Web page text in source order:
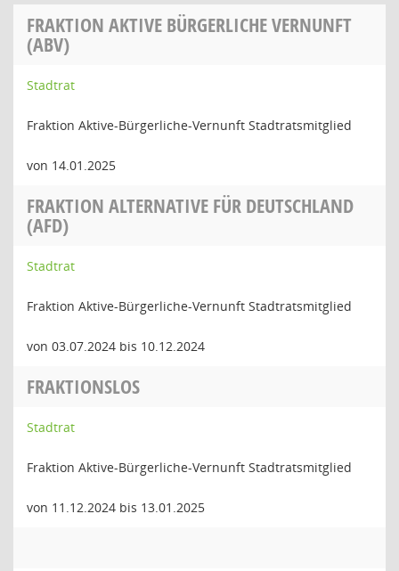
FRAKTION AKTIVE BÜRGERLICHE VERNUNFT
(ABV)
Stadtrat
Fraktion Aktive-Bürgerliche-Vernunft Stadtratsmitglied
von 14.01.2025
FRAKTION ALTERNATIVE FÜR DEUTSCHLAND
(AFD)
Stadtrat
Fraktion Aktive-Bürgerliche-Vernunft Stadtratsmitglied
von 03.07.2024 bis 10.12.2024
FRAKTIONSLOS
Stadtrat
Fraktion Aktive-Bürgerliche-Vernunft Stadtratsmitglied
von 11.12.2024 bis 13.01.2025